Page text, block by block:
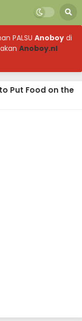
PALSU Anoboy di
Anoboy.nl
Put Food on the